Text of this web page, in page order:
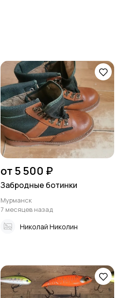
от 5 500 ₽
Забродные ботинки
Мурманск
7 месяцев назад
Николай Николин